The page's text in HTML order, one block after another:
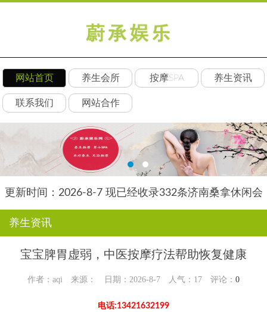
网站首页 养生会所 按摩SPA 养生资讯
联系我们 网站合作
更新时间：2026-8-7 现已经收录332条济南桑拿休闲会
养生资讯
宝宝脾胃虚弱，中医按摩疗法帮助恢复健康
作者：aqi 来源： 日期：2026-8-7 人气： 17 评论： 0
电话:13421632199